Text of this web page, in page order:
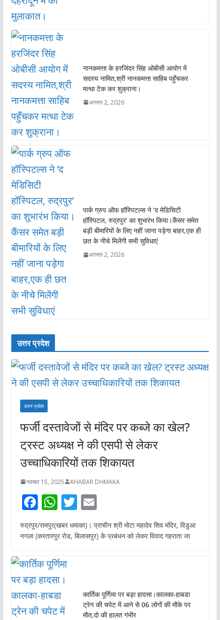
नानकमत्ता के हरजिंदर सिंह ओबीसी आयोग में
सदस्य नामित,श्री नानकमत्ता साहिब पहुँचकर
मत्था टेक कर शुक्राना।
अगस्त 2, 2026
पार्क ग्रुप ऑफ हॉस्पिटल्स ने ‘द मेडिसिटी
हॉस्पिटल, रुद्रपुर’ का शुभारंभ किया।कैंसर समेत
बड़ी बीमारियों के लिए नहीं जाना पड़ेगा बाहर,एक ही
छत के नीचे मिलेंगी सभी सुविधाएं
अगस्त 2, 2026
उत्तर प्रदेश
उत्तर प्रदेश
फर्जी दस्तावेजों से मंदिर पर कब्जे का खेल?
ट्रस्ट अध्यक्ष ने की एसपी से लेकर
उच्चाधिकारियों तक शिकायत
नवम्बर 15, 2025 KHABAR DHMAKA
F
ac
e
o
o
k
W
h
at
A
p
p
T
w
itt
E
m
ai
रुद्रपुर/रामपुर(खबर धमाका)। प्राचीन श्री मोटा महादेव शिव मंदिर, विडुआ
नगला (करतारपुर रोड, बिलासपुर) के प्रबंधन को लेकर विवाद गहराता जा
कार्तिक पूर्णिमा पर बड़ा हादसा।कालका-हाबडा
ट्रेन की चपेट में आने से 06 लोगों की मौके पर
मौत,दो की हालत गंभीर